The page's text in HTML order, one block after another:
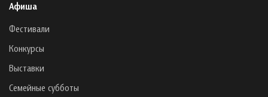
Афиша
Фестивали
Конкурсы
Выставки
Семейные субботы